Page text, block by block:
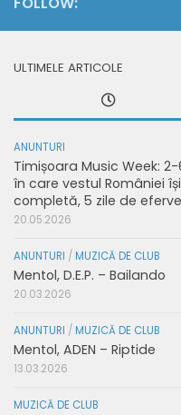
ULTIMELE ARTICOLE
ANUNTURI
Timișoara Music Week:
în care vestul României
completă, 5 zile de
20.05.2026
ANUNTURI / MUZICĂ DE CLUB
Mentol, D.E.P. – Bailando
20.03.2026
ANUNTURI / MUZICĂ DE CLUB
Mentol, ADEN – Riptide
13.03.2026
MUZICĂ DE CLUB